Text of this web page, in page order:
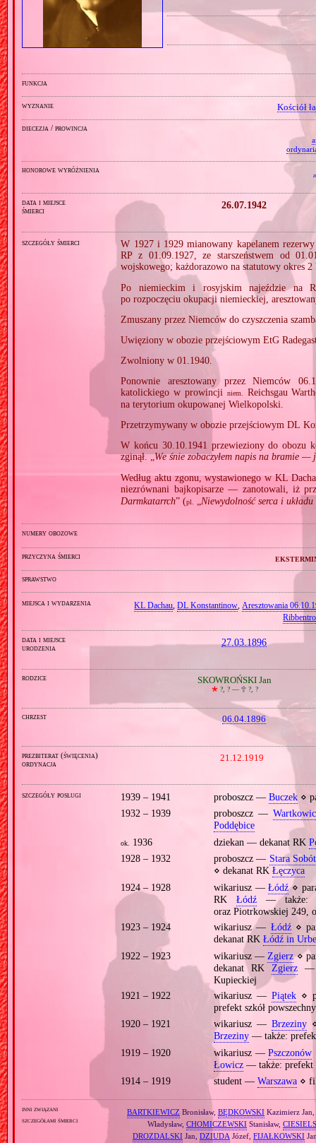
funkcja
wyznanie Kościół
diecezja / prowincja
honorowe wyróżnienia
data i miejsce
śmierci
26.07.1942
szczegóły śmierci
W 1927 i 1929 mianowany kapelanem
RP z 01.09.1927, ze starszeństwem od
wojskowego; każdorazowo na statutowy okres
Po niemieckim i rosyjskim najeździe na
po rozpoczęciu okupacji niemieckiej,
Zmuszany przez Niemców do czyszczenia
Uwięziony w obozie przejściowym EtG
Zwolniony w 01.1940.
Ponownie aresztowany przez Niemców
katolickiego w prowincji niem.
Reichsgau
na terytorium okupowanej Wielkopolski.
Przetrzymywany w obozie przejściowym DL
W końcu 30.10.1941 przewieziony do obozu
zginął. „We śnie zobaczyłem napis na bramie —
Według aktu zgonu, wystawionego w KL
niezrównani bajkopisarze — zanotowali, iż
Darmkatarrch” (pl. Niewydolność serca i
numery obozowe
przyczyna śmierci
sprawstwo
miejsca i wydarzenia KL Dachau ,DL Konstantinow Aresztowania
data i miejsce
urodzenia
27.03.1896
rodzice SKOWROŃSKI Jan
🞲 ?, ? — 🕆?, ?
chrzest 06.04.1896
prezbiterat (święcenia)
ordynacja
21.12.1919
szczegóły posługi 1939 – 1941 proboszcz — Buczek⋄
1932 – 1939
proboszcz —
Poddębice
ok. 1936 dziekan — dekanat RK
1928 – 1932
proboszcz — Stara
⋄ dekanat RK Łęczyca
1924 – 1928
wikariusz —Łódź⋄
RKŁódź — także:
oraz Piotrkowskiej 249,
1923 – 1924
wikariusz — Łódź⋄
dekanat RK Łódź in Urbe
1922 – 1923
wikariusz — Zgierz⋄
dekanat RK Zgierz—
Kupieckiej
1921 – 1922
wikariusz — Piątek⋄
prefekt szkół
1920 – 1921
wikariusz — Brzeziny⋄
Brzeziny— także: prefekt
1919 – 1920
wikariusz —Pszczonów
Łowicz— także: prefekt
1914 – 1919
student — Warszawa⋄
inni związani
szczegółami śmierci
BARTKIEWICZ Bronisław, BĘDKOWSKIKazimierz Jan,
Władysław, CHOMICZEWSKIStanisław,
DROZDALSKIJan, DZIUDAJózef, FIJAŁKOWSKI